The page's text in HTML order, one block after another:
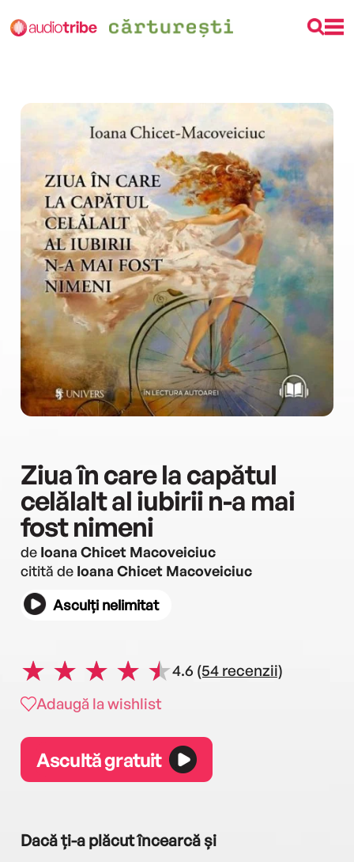
Ziua în care la capătul
celălalt al iubirii n-a mai
fost nimeni
de Ioana Chicet Macoveiciuc
citită de Ioana Chicet Macoveiciuc
Asculți nelimitat
4.6 (54 recenzii)
Adaugă la wishlist
Ascultă gratuit
Dacă ți-a plăcut încearcă și